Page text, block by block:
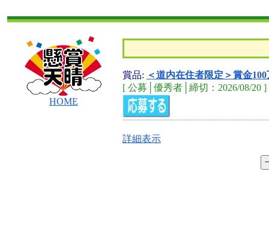
HOME
賞品: ＜道内在住者限定＞賞金
[ 公募│優秀者│締切：2026/08/20 ]
詳細表示